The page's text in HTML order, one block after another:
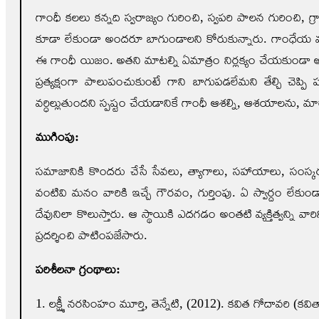
గాంధీ కలలు కన్నది స్వరాజ్యం గురించి, స్వపరి పాలన
కూడా లేకుండా అందరూ బాగుండాలని కోరుకున్నారు. గాంధేయ
ఈ గాంధీ యిజం. అతని మాటల్ని ఏమాత్రం నిర్లక్యం చేయకుండా
ప్రత్యక్షంగా పాలుపంచుకుంటే గాని బాగుపడలేమని తేల్చి
వర్ధిల్లుతుందని స్పష్టం చేయడానికే గాంధీ ఆశల్ని, ఆశయాలను,
ముగింపు:
సమాజానికి కొందరు చేసే సేవలు, త్యాగాలు, సహాయాలు,
వంటివి మనం వారికి ఇచ్చే గౌరవం, గుర్తింపు. ఏ స్వార్దం
దేవునిలా కొలుస్తారు. ఆ స్థాయికి ఎదగడం అంతటి
ప్రదర్శించి పాటింపజేసారు.
పరిశీలనా గ్రంథాలు:
1. లక్ష్మీ నరసింహం మూర్తి, తెన్నేటి, (2012). కవిత గోదావరి